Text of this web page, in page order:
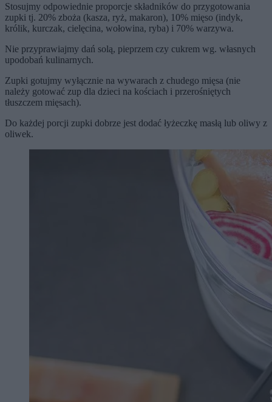
Stosujmy odpowiednie proporcje składników do przygotowania
zupki tj. 20% zboża (kasza, ryż, makaron), 10% mięso (indyk,
królik, kurczak, cielęcina, wołowina, ryba) i 70% warzywa.
Nie przyprawiajmy dań solą, pieprzem czy cukrem wg. własnych
upodobań kulinarnych.
Zupki gotujmy wyłącznie na wywarach z chudego mięsa (nie
należy gotować zup dla dzieci na kościach i przerośniętych
tłuszczem mięsach).
Do każdej porcji zupki dobrze jest dodać łyżeczkę masłą lub oliwy z
oliwek.